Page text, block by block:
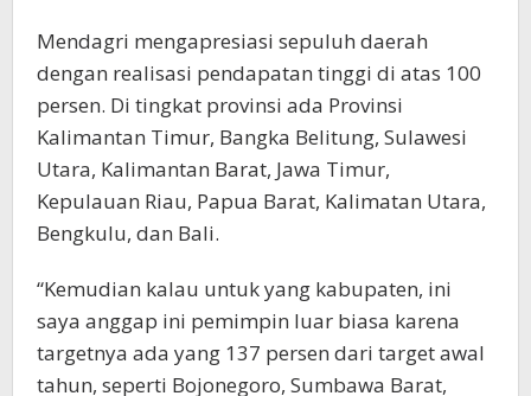
Mendagri mengapresiasi sepuluh daerah
dengan realisasi pendapatan tinggi di atas 100
persen. Di tingkat provinsi ada Provinsi
Kalimantan Timur, Bangka Belitung, Sulawesi
Utara, Kalimantan Barat, Jawa Timur,
Kepulauan Riau, Papua Barat, Kalimatan Utara,
Bengkulu, dan Bali.
“Kemudian kalau untuk yang kabupaten, ini
saya anggap ini pemimpin luar biasa karena
targetnya ada yang 137 persen dari target awal
tahun, seperti Bojonegoro, Sumbawa Barat,